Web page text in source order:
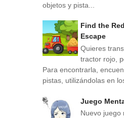
objetos y pista...
Find the
Escape
Quieres
tractor rojo,
Para encontrarla,
pistas, utilizándolas en
Juego
Nuevo juego